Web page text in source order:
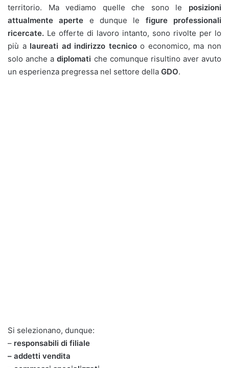
territorio. Ma vediamo quelle che sono le posizioni
attualmente aperte e dunque le figure professionali
ricercate. Le offerte di lavoro intanto, sono rivolte per lo
più alaureati ad indirizzo tecnicoo economico, ma non
solo anche a diplomati che comunque risultino aver avuto
un esperienza pregressa nel settore della GDO.
Si selezionano, dunque:
– responsabili di filiale
– addetti vendita